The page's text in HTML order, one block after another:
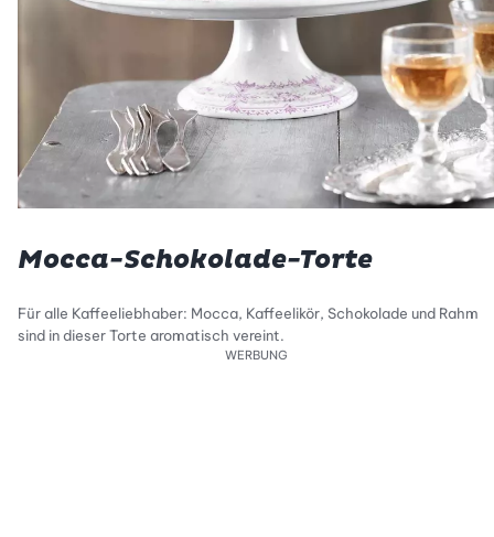
Mocca-Schokolade-Torte
Für alle Kaffeeliebhaber: Mocca, Kaffeelikör, Schokolade und Rahm
sind in dieser Torte aromatisch vereint.
WERBUNG